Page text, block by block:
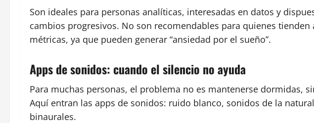
Son ideales para personas analíticas, interesadas en datos y
cambios progresivos. No son recomendables para quienes tienden
métricas, ya que pueden generar “ansiedad por el sueño”.
Apps de sonidos: cuando el silencio no ayuda
Para muchas personas, el problema no es mantenerse dormidas,
Aquí entran las apps de sonidos: ruido blanco, sonidos de la
binaurales.